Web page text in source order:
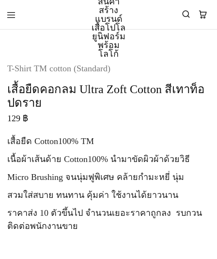
Polomaker
ผลิต
ยูนิฟอร์ม
โลโก้
ผลิต
โปโล
อุตสาหกรรม
เขียว
ที่2
T-Shirt TM cotton (Standard)
เสื้อยืดคอกลม Ultra Zoft Cotton สีเทาท็อ
ปดราย
129 ฿
เสื้อยืด Cotton100% TM
เนื้อผ้าเส้นด้าย Cotton100% นำมาขัดผิวผ้าด้วยวิธี
Micro Brushing จนนุ่มฟูพิเศษ คล้ายกำมะหยี่ นุ่ม
สวมใส่สบาย ทนทาน คุ้มค่า ใช้งานได้ยาวนาน
ราคาส่ง 10 ตัวขึ้นไป จำนวนเยอะราคาถูกลง รบกวน
ติดต่อพนักงานขาย